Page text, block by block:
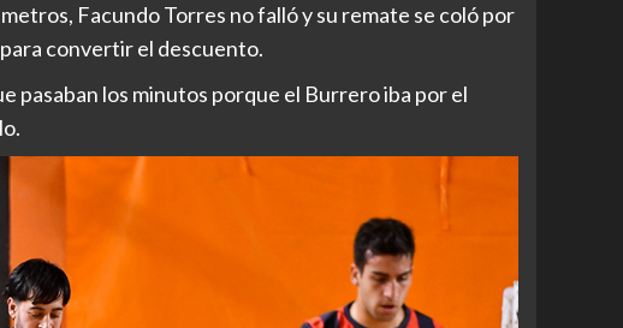
Facundo Torres no falló y su remate se coló por
convertir el descuento.
pasaban los minutos porque el Burrero iba por el